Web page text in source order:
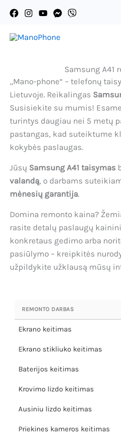
Pereiti
prie
turinio
Samsung A41
„Mano-phone“ – telefonų
Lietuvoje. Reikalingas
Susisiekite su mumis!
turintys daugiau nei 5 metų
pastangas, kad suteiktume
kokybės paslaugas.
Jūsų Samsung A41 taisymas
valandą, o darbams
mėnesių garantija.
Domina remonto kaina?
rasite detalų paslaugų
konkretaus gedimo arba
pasiūlymo – kreipkitės
užpildykite užklausą mūsų
REMONTO DARBAS
Ekrano keitimas
Ekrano stikliuko keitimas
Baterijos keitimas
Krovimo lizdo keitimas
Ausiniu lizdo keitimas
Priekines kameros keitimas